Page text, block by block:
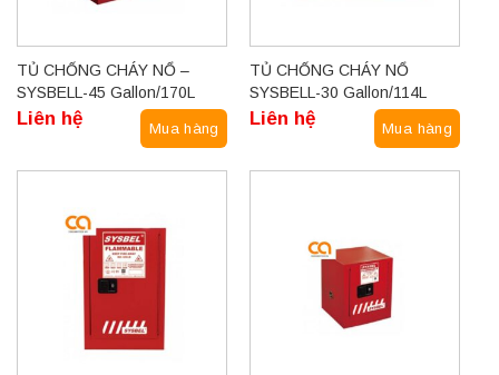
TỦ CHỐNG CHÁY NỔ –
SYSBELL-45 Gallon/170L
Liên hệ Mua hàng
TỦ CHỐNG CHÁY NỔ
SYSBELL-30 Gallon/114L
Liên hệ Mua hàng